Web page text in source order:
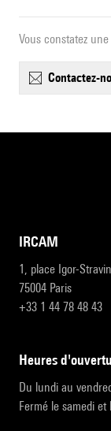
Vous constatez
contactez-
IRCAM
1, place Igor-
75004 Paris
+33 1 44 78 48 43
heures
Du lundi au
Fermé le samedi